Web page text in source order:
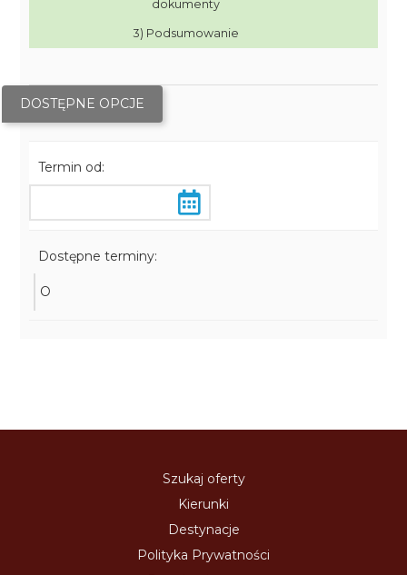
dokumenty
3) Podsumowanie
DOSTĘPNE OPCJE
Termin od:
Dostępne terminy:
O
Szukaj oferty
Kierunki
Destynacje
Polityka Prywatności